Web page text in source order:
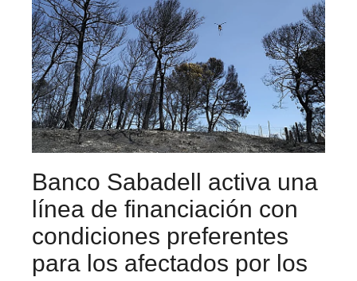
Banco Sabadell activa una
línea de financiación con
condiciones preferentes
para los afectados por los